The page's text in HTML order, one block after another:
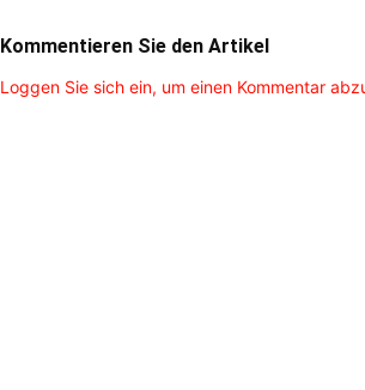
Kommentieren Sie den Artikel
Loggen Sie sich ein, um einen Kommentar